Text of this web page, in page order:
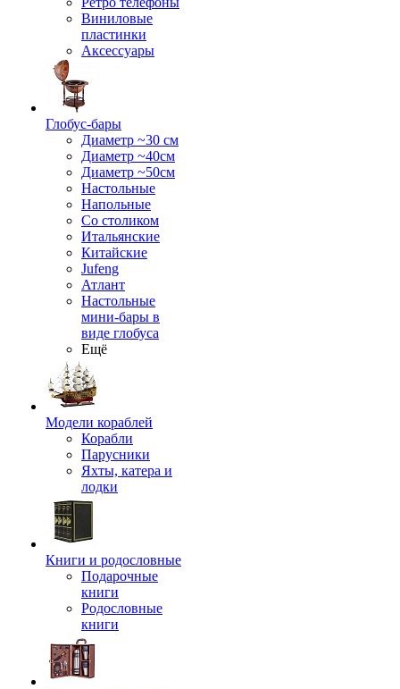
Виниловые
пластинки
Аксессуары
Глобус-бары
Диаметр ~30 см
Диаметр ~40см
Диаметр ~50см
Настольные
Напольные
Со столиком
Итальянские
Китайские
Jufeng
Атлант
Настольные
мини-бары в
виде глобуса
Ещё
Модели кораблей
Корабли
Парусники
Яхты, катера и
лодки
Книги и родословные
Подарочные
книги
Родословные
книги